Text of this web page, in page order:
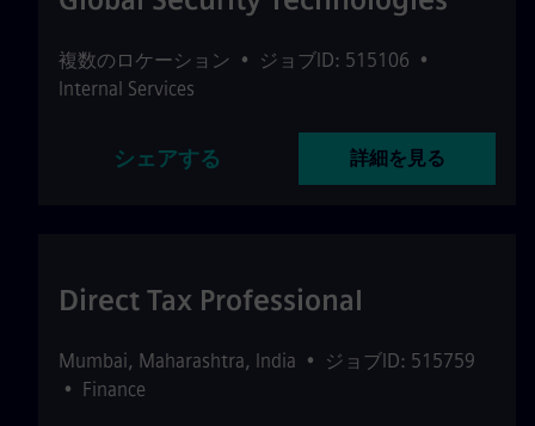
複数のロケーション • ジョブID: 515106 •
Internal Services
シェアする 詳細を見る
Direct Tax Professional
Mumbai, Maharashtra, India •
ジョブID: 515759
• Finance